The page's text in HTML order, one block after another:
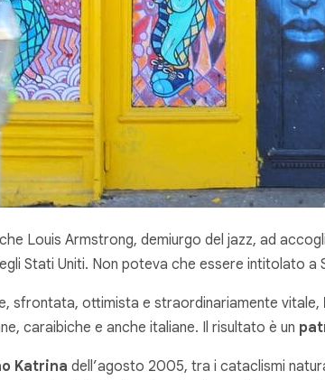
Louis Armstrong, demiurgo del jazz, ad
Stati Uniti. Non poteva che essere intitolato
sfrontata, ottimista e straordinariamente vitale,
caraibiche e anche italiane. Il risultato è un
Katrina dell’agosto 2005, tra i cataclismi